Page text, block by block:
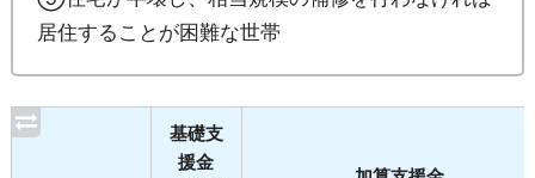
居住することが困難な世帯
基礎支
援金